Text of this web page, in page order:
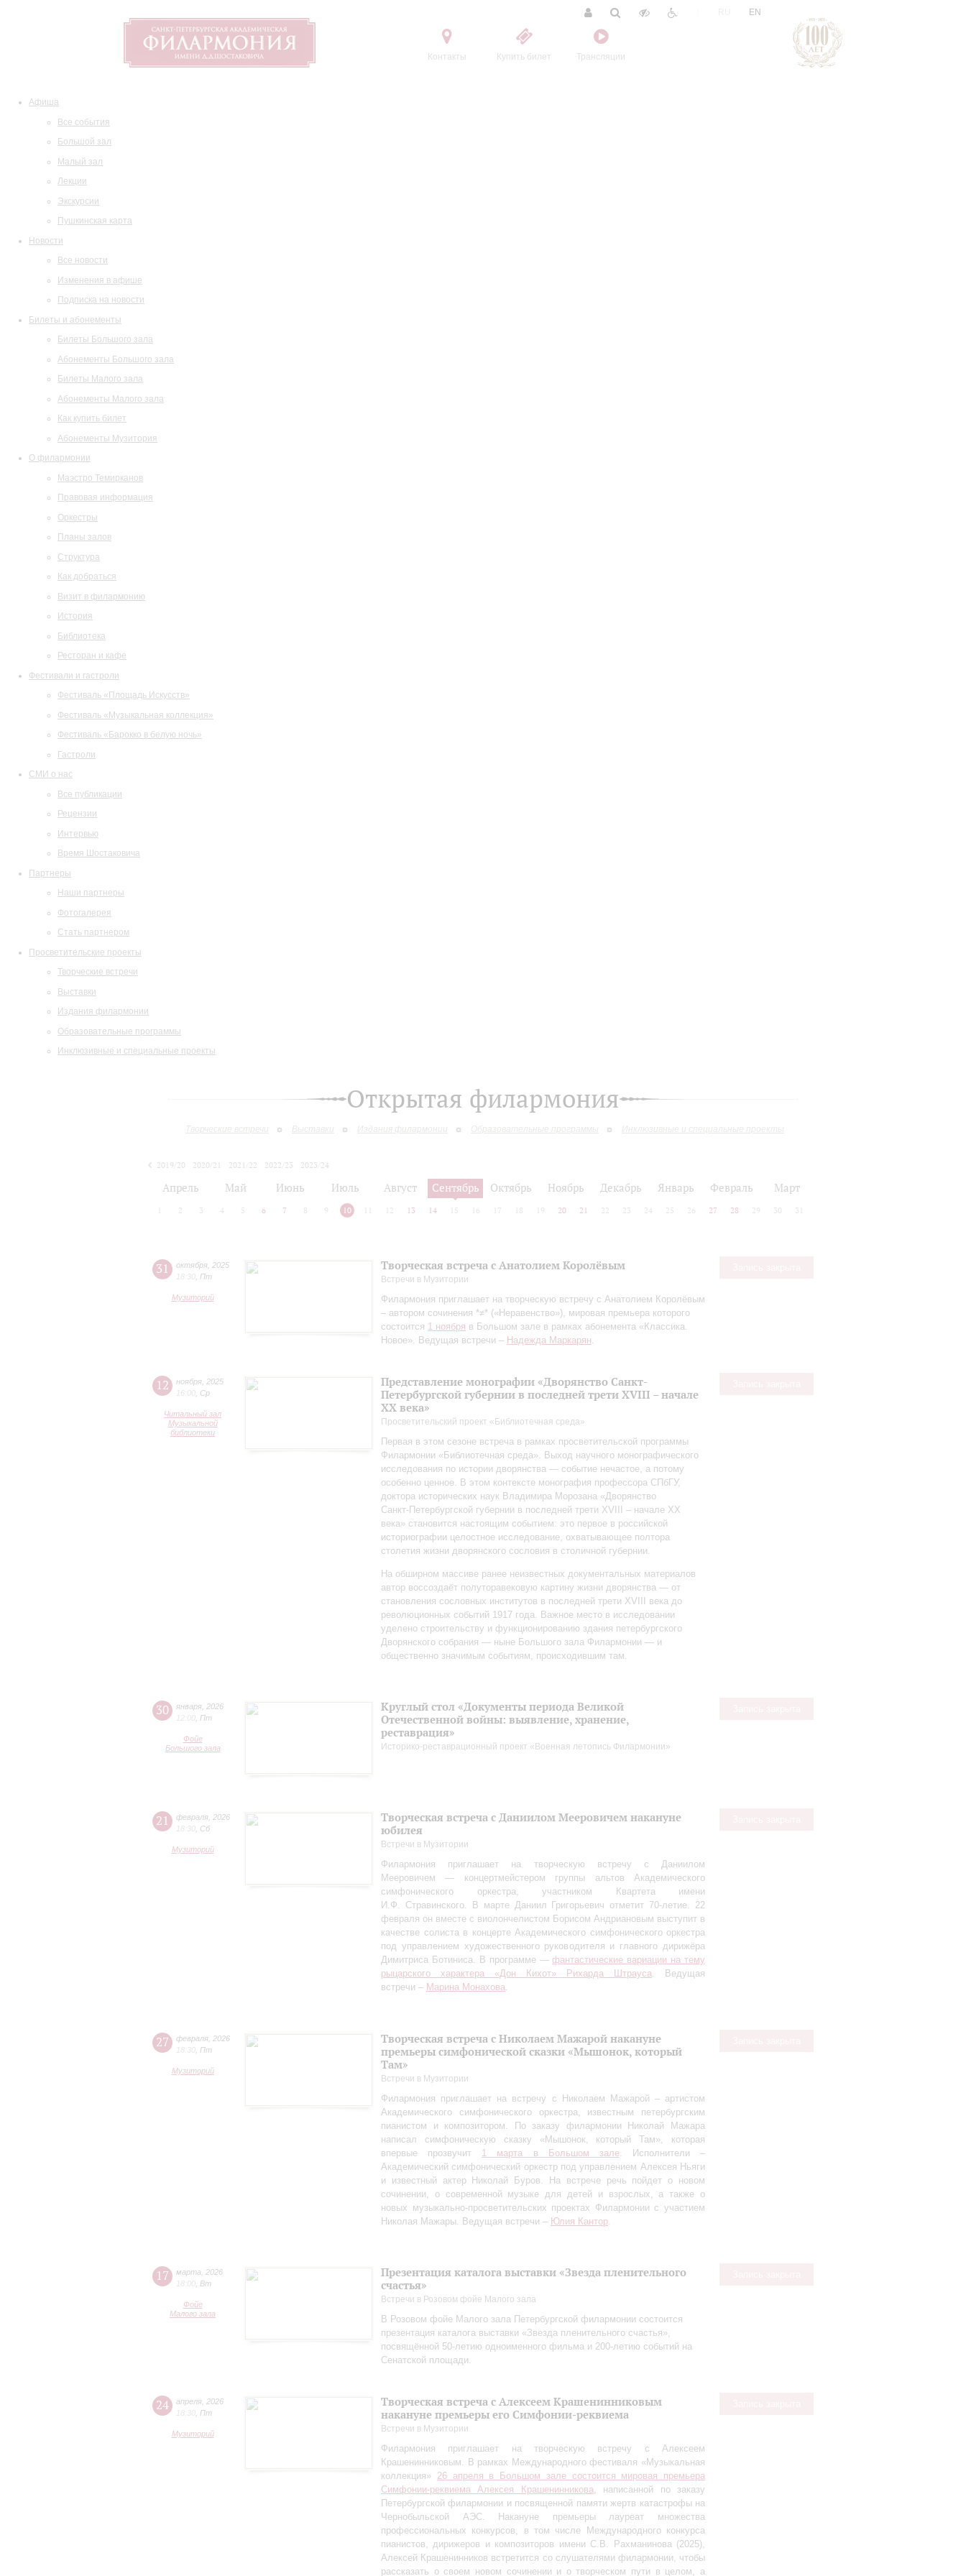
Контакты Купить билет Трансляции
EN
Афиша
Все события
Большой зал
Малый зал
Лекции
Экскурсии
Пушкинская карта
Новости
Все новости
Изменения в афише
Подписка на новости
Билеты и абонементы
Билеты Большого зала
Абонементы Большого зала
Билеты Малого зала
Абонементы Малого зала
Как купить билет
Абонементы Музитория
О филармонии
Маэстро Темирканов
Правовая информация
Оркестры
Планы залов
Структура
Как добраться
Визит в филармонию
История
Библиотека
Ресторан и кафе
Фестивали и гастроли
Фестиваль «Площадь Искусств»
Фестиваль «Музыкальная коллекция»
Фестиваль «Барокко в белую ночь»
Гастроли
СМИ о нас
Все публикации
Рецензии
Интервью
Время Шостаковича
Партнеры
Наши партнеры
Фотогалерея
Стать партнером
Просветительские проекты
Творческие встречи
Выставки
Издания филармонии
Образовательные программы
Инклюзивные и специальные проекты
Открытая филармония
Творческие встречи Выставки Издания филармонии Образовательные программы Инклюзивные и специальные проекты
2019/20 2020/21 2021/22 2022/23
2023/24
Апрель Май Июнь Июль Август Сентябрь Октябрь Ноябрь Декабрь Январь Февраль Март
2 3 4 5 6 7 8 9 10 12 13 14 15 16 17 18 19 20 21 22 23 24 25 26 27 28 29 30 31
31 октября 2025
18:30 Пт
Музиторий
Творческая встреча с Анатолием Королёвым
Встречи в Музитории
Филармония приглашает на творческую встречу с Анатолием Королёвым
– автором сочинения *≠* («Неравенство»), мировая премьера которого
состоится 1 ноября в Большом зале в рамках абонемента «Классика.
Новое». Ведущая встречи – Надежда Маркарян.
12 ноября 2025
16:00 Ср
Читальный зал
Музыкальной
библиотеки
Представление монографии «Дворянство Санкт-
Петербургской губернии в последней трети XVIII – начале
ХХ века»
Просветительский проект «Библиотечная среда»
Первая в этом сезоне встреча в рамках просветительской программы
Филармонии «Библиотечная среда». Выход научного монографического
исследования по истории дворянства — событие нечастое, а потому
особенно ценное. В этом контексте монография профессора СПбГУ,
доктора исторических наук Владимира Морозана «Дворянство
Санкт‑Петербургской губернии в последней трети XVIII – начале ХХ
века» становится настоящим событием: это первое в российской
историографии целостное исследование, охватывающее полтора
столетия жизни дворянского сословия в столичной губернии.
На обширном массиве ранее неизвестных документальных материалов
автор воссоздаёт полуторавековую картину жизни дворянства — от
становления сословных институтов в последней трети XVIII века до
революционных событий 1917 года. Важное место в исследовании
уделено строительству и функционированию здания петербургского
Дворянского собрания — ныне Большого зала Филармонии — и
общественно значимым событиям, происходившим там.
30 января 2026
Пт
Фойе
Большого зала
Круглый стол «Документы периода Великой
Отечественной войны: выявление, хранение,
реставрация»
Историко-реставрационный проект «Военная летопись Филармонии»
21 февраля 2026
18:30
Сб
Музиторий
Творческая встреча с Даниилом Мееровичем накануне
юбилея
Встречи в Музитории
Филармония приглашает на творческую встречу с Даниилом
Мееровичем — концертмейстером группы альтов Академического
симфонического оркестра, участником Квартета имени
И.Ф. Стравинского. В марте Даниил Григорьевич отметит 70‑летие. 22
февраля он вместе с виолончелистом Борисом Андриановым выступит в
качестве солиста в концерте Академического симфонического оркестра
под управлением художественного руководителя и главного дирижёра
Димитриса Ботиниса. В программе — фантастические вариации на тему
рыцарского характера «Дон Кихот» Рихарда Штрауса. Ведущая
встречи – Марина Монахова.
27 февраля 2026
18:30 Пт
Музиторий
Творческая встреча с Николаем Мажарой накануне
премьеры симфонической сказки «Мышонок, который
Там»
Встречи в Музитории
Филармония приглашает на встречу с Николаем Мажарой – артистом
Академического симфонического оркестра, известным петербургским
пианистом и композитором. По заказу филармонии Николай Мажара
написал симфоническую сказку «Мышонок, который Там», которая
впервые прозвучит 1 марта в Большом зале. Исполнители –
Академический симфонический оркестр под управлением Алексея Ньяги
и известный актер Николай Буров. На встрече речь пойдет о новом
сочинении, о современной музыке для детей и взрослых, а также о
новых музыкально-просветительских проектах Филармонии с участием
Николая Мажары. Ведущая встречи – Юлия Кантор
17 марта
2026
18:00 Вт
Фойе
Малого зала
Презентация каталога выставки «Звезда пленительного
счастья»
Встречи в Розовом фойе Малого зала
В Розовом фойе Малого зала Петербургской филармонии состоится
презентация каталога выставки «Звезда пленительного счастья»,
посвящённой 50-летию одноименного фильма и 200-летию событий на
Сенатской площади.
24 апреля 2026
18:30 Пт
Музиторий
Творческая встреча с Алексеем Крашенинниковым
накануне премьеры его Симфонии-реквиема
Встречи в Музитории
Филармония приглашает на творческую встречу с Алексеем
Крашенинниковым. В рамках Международного фестиваля «Музыкальная
коллекция» 26 апреля в Большом зале состоится мировая премьера
Симфонии-реквиема Алексея Крашенинникова , написанной по заказу
Петербургской филармонии и посвященной памяти жертв катастрофы на
Чернобыльской АЭС. Накануне премьеры лауреат множества
профессиональных конкурсов, в том числе Международного конкурса
пианистов, дирижеров и композиторов имени С.В. Рахманинова (2025),
Алексей Крашенинников встретится со слушателями филармонии, чтобы
рассказать о своем новом сочинении и о творческом пути в целом, а